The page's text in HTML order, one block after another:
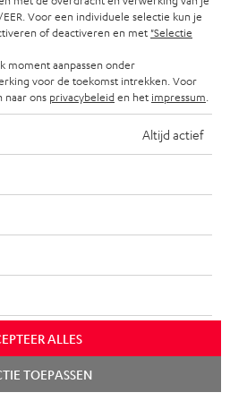
begrippen snel uitgelegd
40
uur.
feestdagen gesloten
Voor een individuele selectie kun je
of deactiveren en met "Selectie
moment aanpassen onder
voor de toekomst intrekken. Voor
naar ons privacybeleiden het impressum
Altijd actief
ALLES
TOEPASSEN